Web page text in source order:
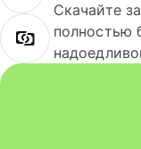
Скачайте
полностью